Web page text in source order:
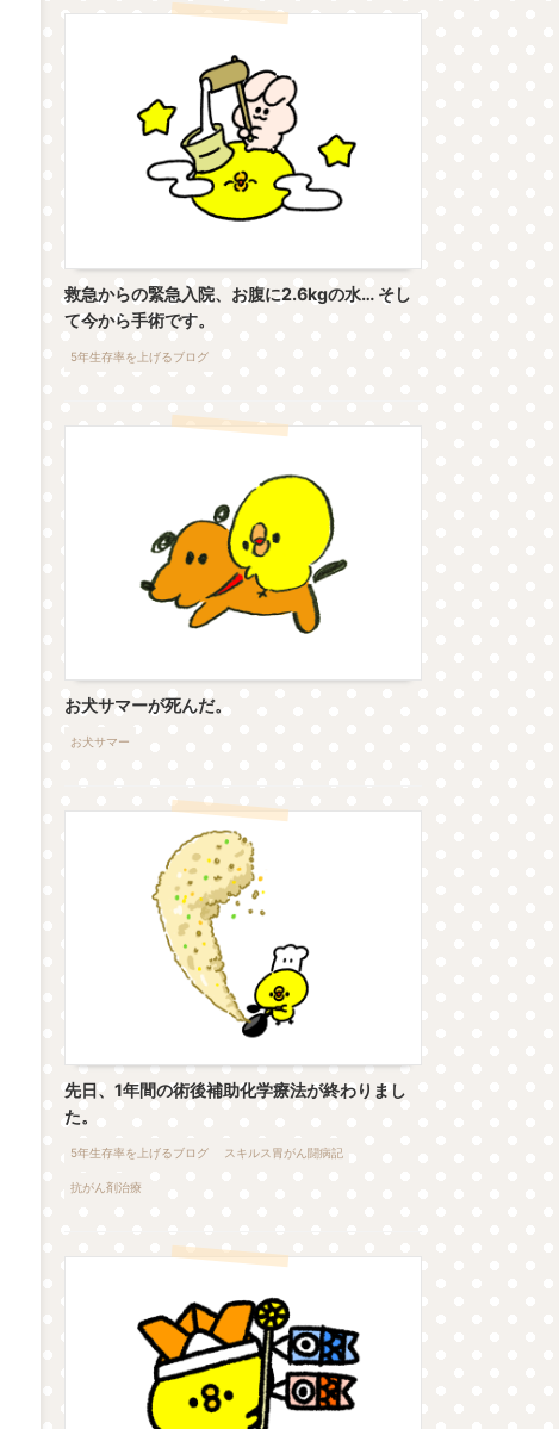
救急からの緊急入院、お腹に2.6kgの水… そし
て今から手術です。
5年生存率を上げるブログ
お犬サマーが死んだ。
お犬サマー
先日、1年間の術後補助化学療法が終わりまし
た。
5年生存率を上げるブログ スキルス胃がん闘病記
抗がん剤治療